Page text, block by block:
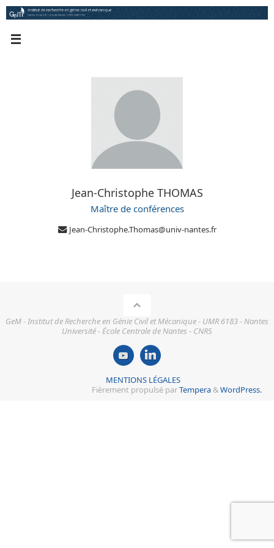
Passer
au
Jean-Christophe THOMAS
Maître de conférences
Jean-Christophe.Thomas@univ-nantes.fr
GeM - Institut de Recherche en Génie Civil et Mécanique - UMR 6183 - Nantes
Université - École Centrale de Nantes - CNRS
MENTIONS LÉGALES
Fièrement propulsé parTempera &WordPress.